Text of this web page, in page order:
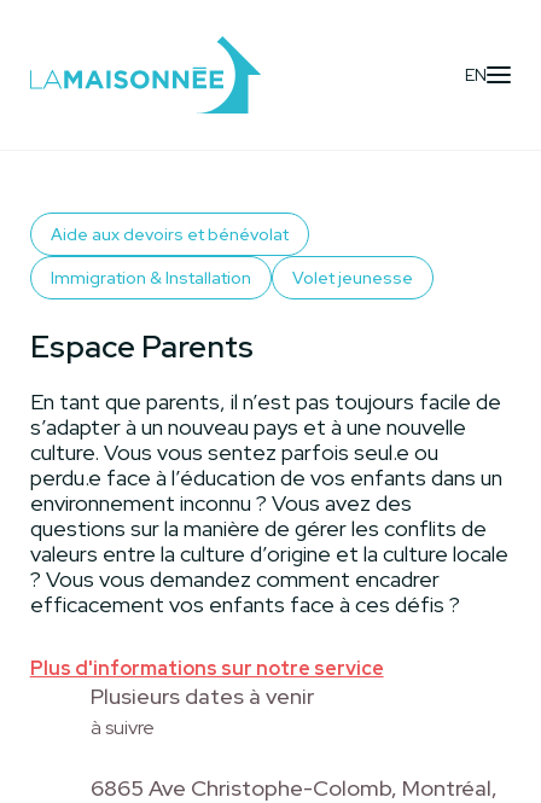
EN
Aide aux devoirs et bénévolat
Immigration & Installation
Volet jeunesse
Espace Parents
En tant que parents, il n’est pas toujours facile de
s’adapter à un nouveau pays et à une nouvelle
culture. Vous vous sentez parfois seul.e ou
perdu.e face à l’éducation de vos enfants dans un
environnement inconnu ? Vous avez des
questions sur la manière de gérer les conflits de
valeurs entre la culture d’origine et la culture locale
? Vous vous demandez comment encadrer
efficacement vos enfants face à ces défis ?
Plus d'informations sur notre service
Plusieurs dates à venir
à suivre
6865 Ave Christophe-Colomb, Montréal,